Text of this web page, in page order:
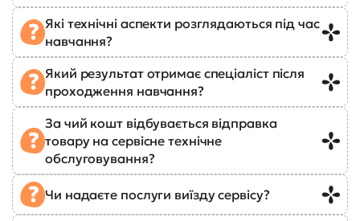
Які технічні аспекти розглядаються під час
навчання?
Який результат отримає спеціаліст після
проходження навчання?
За чий кошт відбувається відправка
товару на сервісне технічне
обслуговування?
Чи надаєте послуги виїзду сервісу?